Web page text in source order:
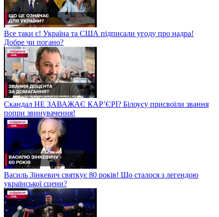
Все таки є! Україна та США підписали угоду про надра!
Добре чи погано?
Скандал НЕ ЗАВАЖАЄ КАР’ЄРІ? Білоусу присвоїли звання
попри звинувачення!
Василь Зінкевич святкує 80 років! Що сталося з легендою
української сцени?